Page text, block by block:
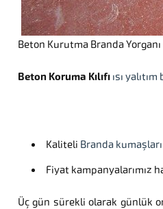
Beton Kurutma Branda Yorganı
Beton Koruma Kılıfı ısı
Kaliteli Branda kumaşları
Fiyat kampanyalarımız
Üç gün sürekli olarak günlük